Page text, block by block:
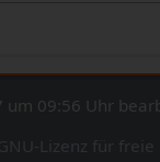
um 09:56 Uhr
Lizenz für